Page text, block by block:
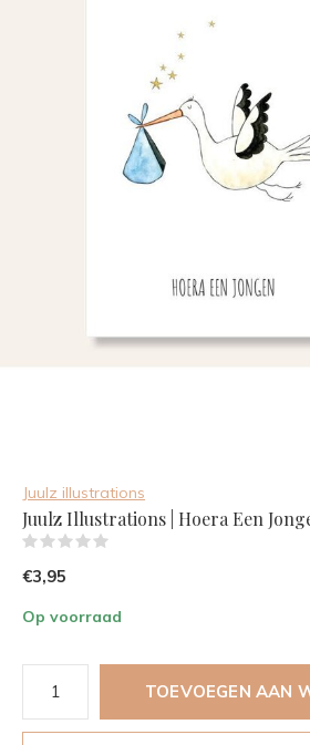
Juulz illustrations
Juulz Illustrations | Hoera Een
€3,95
Op voorraad
TOEVOEGEN AAN